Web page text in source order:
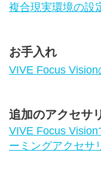
複合現実環境の設
お手入れ
VIVE Focus
追加のアクセサ
VIVE Focus
ーミングアクセサ